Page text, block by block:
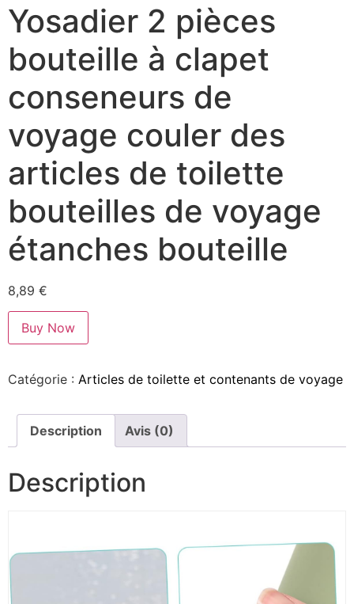
Yosadier 2 pièces
bouteille à clapet
conseneurs de
voyage couler des
articles de toilette
bouteilles de voyage
étanches bouteille
8,89 €
Buy Now
Catégorie : Articles de toilette et contenants de voyage
Description Avis (0)
Description